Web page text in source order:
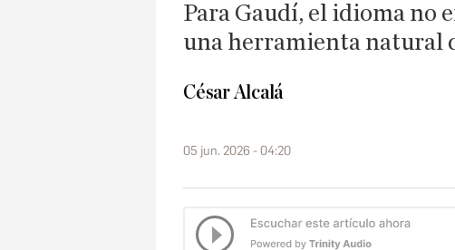
Para Gaudí, el idioma no
una herramienta natural
César Alcalá
05 jun. 2026 - 04:20